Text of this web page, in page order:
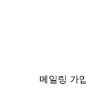
메일링 가입